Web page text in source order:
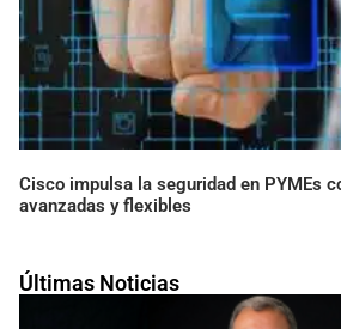
Últimas Noticias
Cisco impulsa la seguridad en PYMEs
avanzadas y flexibles